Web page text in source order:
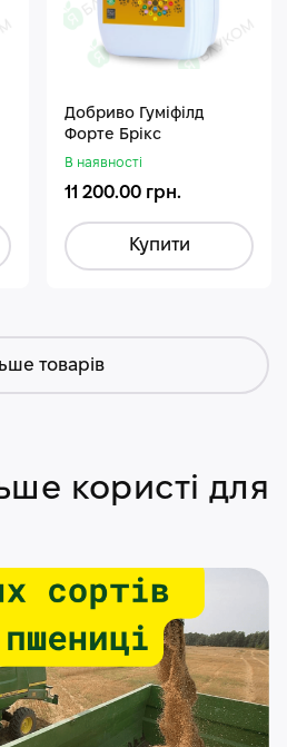
Добриво Гуміфілд
Форте Брікс
В наявності
11 200.00 грн.
Купити
товарів
користі для